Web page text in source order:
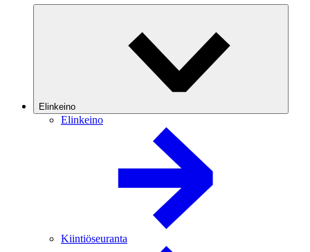
Elinkeino
Elinkeino
Kiintiöseuranta